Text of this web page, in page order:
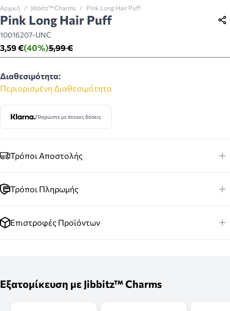
Αρχική / Jibbitz™ Charms / Pink Long Hair Puff
Pink Long Hair Puff
10016207-UNC
5,99 €
(40%)
3,59 €
Διαθεσιμότητα:
Περιορισμένη Διαθεσιμότητα
Πληρώστε με άτοκες δόσεις
Τρόποι Αποστολής
Τρόποι Πληρωμής
Επιστροφές Προϊόντων
Εξατομίκευση με Jibbitz™ Charms